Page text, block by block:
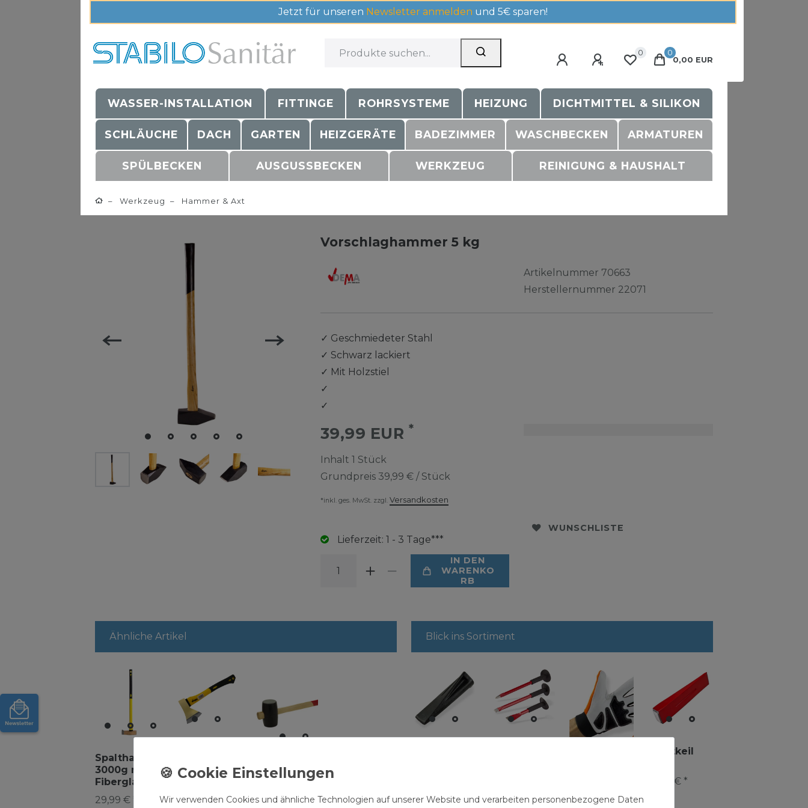
Jetzt für unseren Newsletter anmelden und 5€ sparen!
0
0
0,00 EUR
WASSER-INSTALLATION FITTINGE ROHRSYSTEME HEIZUNG DICHTMITTEL & SILIKON
SCHLÄUCHE DACH GARTEN HEIZGERÄTE BADEZIMMER WASCHBECKEN ARMATUREN
SPÜLBECKEN AUSGUSSBECKEN WERKZEUG REINIGUNG & HAUSHALT
Werkzeug Hammer & Axt
Vorschlaghammer 5 kg
Artikelnummer 70663
Herstellernummer 22071
✓ Geschmiedeter Stahl
✓ Schwarz lackiert
✓ Mit Holzstiel
✓
✓
39,99 EUR *
Inhalt 1 Stück
Grundpreis 39,99 € / Stück
*inkl. ges. MwSt. zzgl. Versandkosten
Lieferzeit: 1 - 3 Tage***
IN DEN
WARENKO
RB
WUNSCHLISTE
Ähnliche Artikel
Spalthammer
3000g mit
Fiberglas-
Griff
29,99 € *
Fiberglas-
16,99 € *
Gummihammer
mit Holzstiel Ø
schwarz
Blick ins Sortiment
21,50 € *
9,99 € *
Spaltkeil
14,99 € *
Wir verwenden Cookies und ähnliche Technologien auf unserer Website und verarbeiten personenbezogene Daten